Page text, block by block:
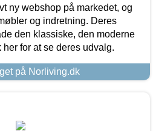
ny webshop på markedet, og
og indretning. Deres
den klassiske, den moderne
for at se deres udvalg.
på Norliving.dk